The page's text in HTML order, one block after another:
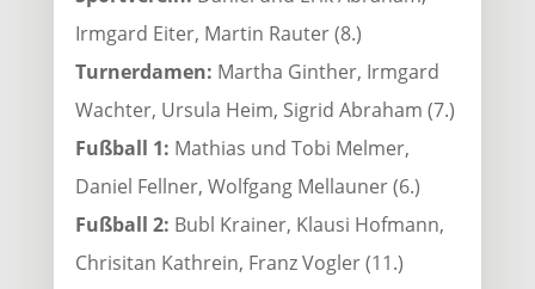
Irmgard Eiter, Martin Rauter (8.)
Turnerdamen: Martha Ginther, Irmgard
Wachter, Ursula Heim, Sigrid Abraham (7.)
Fußball 1: Mathias und Tobi Melmer,
Daniel Fellner, Wolfgang Mellauner (6.)
Fußball 2: Bubl Krainer, Klausi Hofmann,
Chrisitan Kathrein, Franz Vogler (11.)